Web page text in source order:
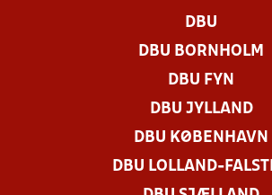
DBU
DBU BORNHOLM
DBU FYN
DBU JYLLAND
DBU KØBENHAVN
DBU LOLLAND-